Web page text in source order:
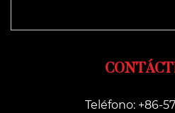
Teléfono: +86-